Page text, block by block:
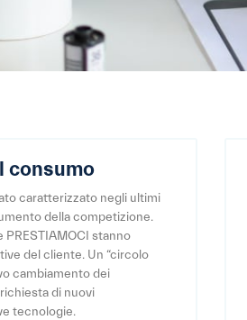
consumo
caratterizzato negli ultimi
della competizione.
stanno
del cliente. Un “circolo
cambiamento dei
di nuovi
tecnologie.